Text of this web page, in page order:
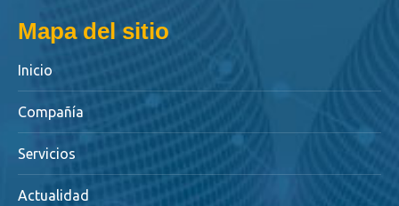
Mapa del sitio
Inicio
Compañía
Servicios
Actualidad